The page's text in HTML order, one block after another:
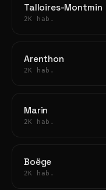
Talloires-Montmin
2K hab.
Arenthon
2K hab.
Marin
2K hab.
Boëge
2K hab.